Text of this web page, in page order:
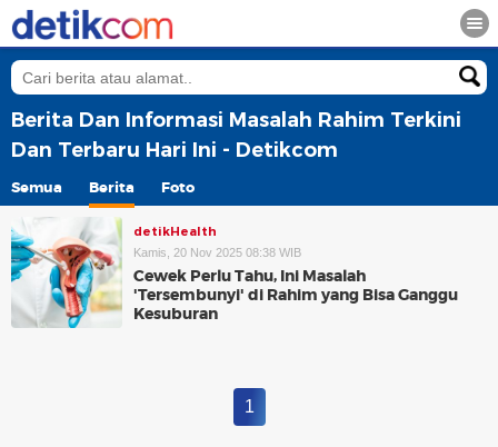
Berita Dan Informasi Masalah Rahim Terkini
Dan Terbaru Hari Ini - Detikcom
Semua Berita Foto
detikHealth
Kamis, 20 Nov 2025 08:38 WIB
Cewek Perlu Tahu, Ini Masalah
'Tersembunyi' di Rahim yang Bisa Ganggu
Kesuburan
1